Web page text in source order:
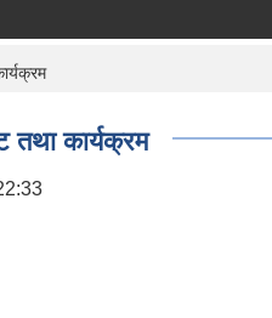
कार्यक्रम